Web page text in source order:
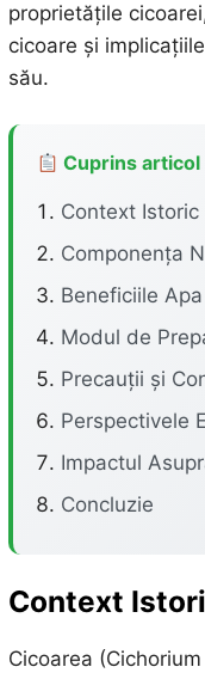
proprietățile
cicoare și
său.
Cuprins articol
Context Istoric
Componența
Beneficiile
Modul de
Precauții și
Perspectivele
Impactul
Concluzie
Context
Cicoarea